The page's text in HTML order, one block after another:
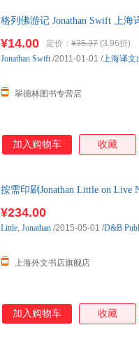
格列佛游记 Jonathan Swift 上
¥14.00 定价： ¥35.37 (3.96折)
翠德林图书专营店
Jonathan Swift/2011-01-01 /上海译文
加入购物车 收藏
按需印刷Jonathan Little on Live
¥234.00
上海外文书店旗舰店
Little, Jonathan /2015-05-01 /D&B
加入购物车 收藏